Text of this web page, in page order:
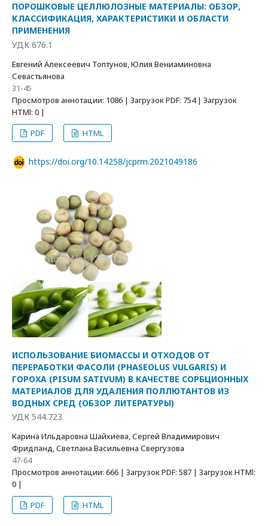
ПОРОШКОВЫЕ ЦЕЛЛЮЛОЗНЫЕ МАТЕРИАЛЫ: ОБЗОР,
КЛАССИФИКАЦИЯ, ХАРАКТЕРИСТИКИ И ОБЛАСТИ
ПРИМЕНЕНИЯ
УДК 676.1
Евгений Алексеевич Топтунов, Юлия Вениаминовна
Севастьянова
31-45
Просмотров аннотации: 1086 | Загрузок PDF: 754 | Загрузок
HTMl: 0 |
PDF
HTML
https://doi.org/10.14258/jcprm.2021049186
ИСПОЛЬЗОВАНИЕ БИОМАССЫ И ОТХОДОВ ОТ
ПЕРЕРАБОТКИ ФАСОЛИ (PHASEOLUS VULGARIS) И
ГОРОХА (PISUM SATIVUM) В КАЧЕСТВЕ СОРБЦИОННЫХ
МАТЕРИАЛОВ ДЛЯ УДАЛЕНИЯ ПОЛЛЮТАНТОВ ИЗ
ВОДНЫХ СРЕД (ОБЗОР ЛИТЕРАТУРЫ)
УДК 544.723
Карина Ильдаровна Шайхиева, Сергей Владимирович
Фридланд, Светлана Васильевна Свергузова
47-64
Просмотров аннотации: 666 | Загрузок PDF: 587 | Загрузок HTMl:
0 |
PDF
HTML